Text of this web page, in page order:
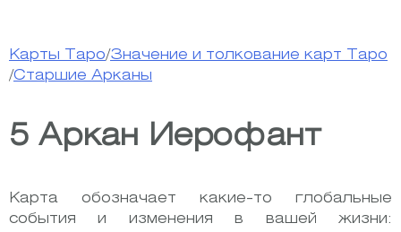
Карты Таро/Значение и толкование карт Таро
/Старшие Арканы
5 Аркан Иерофант
Карта обозначает какие-то глобальные
события и изменения в вашей жизни: